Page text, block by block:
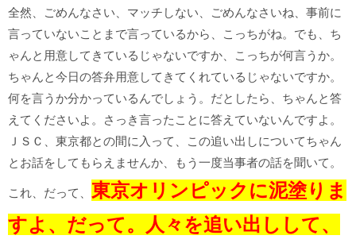
全然、ごめんなさい、マッチしない、ごめんなさいね、事前に
言っていないことまで言っているから、こっちがね。でも、ち
ゃんと用意してきているじゃないですか、こっちが何言うか。
ちゃんと今日の答弁用意してきてくれているじゃないですか。
何を言うか分かっているんでしょう。だとしたら、ちゃんと答
えてくださいよ。さっき言ったことに答えていないんですよ。
ＪＳＣ、東京都との間に入って、この追い出しについてちゃん
とお話をしてもらえませんか、もう一度当事者の話を聞いて。
これ、だって、 東京オリンピックに泥塗りま
すよ、だって。人々を追い出しして、